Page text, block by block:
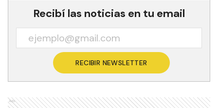
Recibí las noticias en tu email
RECIBIR NEWSLETTER
Ads